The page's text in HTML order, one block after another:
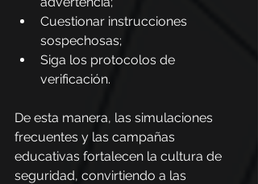
Cuestionar instrucciones
sospechosas;
Siga los protocolos de
verificación.
De esta manera, las simulaciones
frecuentes y las campañas
educativas fortalecen la cultura de
seguridad, convirtiendo a las